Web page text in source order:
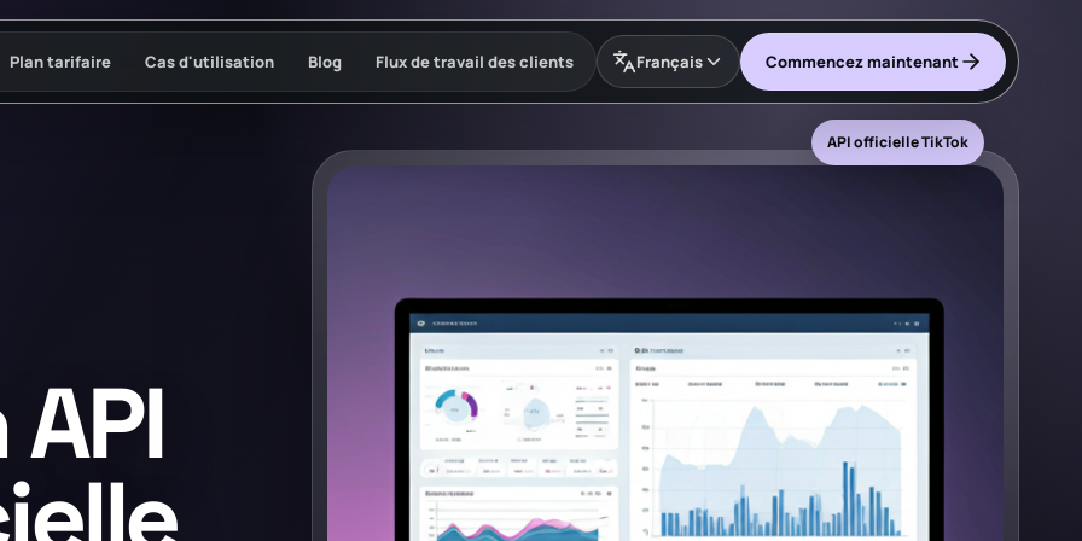
Plan tarifaire Cas d'utilisation Blog Flux de travail des clients Français Commencez maintenant
API officielle TikTok